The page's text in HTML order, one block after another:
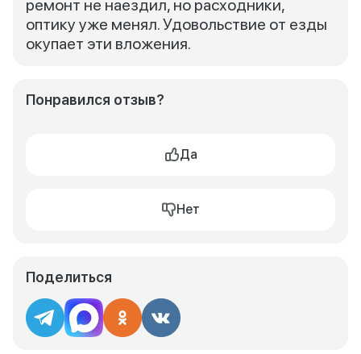
ремонт не наездил, но расходники,
оптику уже менял. Удовольствие от езды
окупает эти вложения.
Понравился отзыв?
Да
Нет
Поделиться